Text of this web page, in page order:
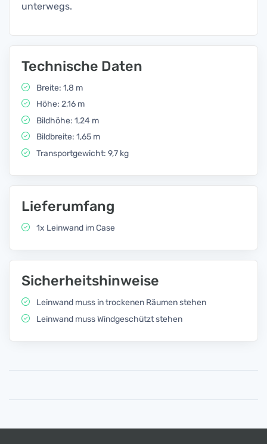
unterwegs.
Technische Daten
Breite: 1,8 m
Höhe: 2,16 m
Bildhöhe: 1,24 m
Bildbreite: 1,65 m
Transportgewicht: 9,7 kg
Lieferumfang
1x Leinwand im Case
Sicherheitshinweise
Leinwand muss in trockenen Räumen stehen
Leinwand muss Windgeschützt stehen